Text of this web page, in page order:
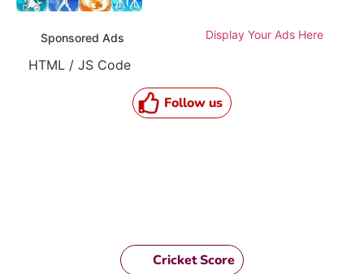
Sponsored Ads Display Your Ads Here
HTML / JS Code
Follow us
Cricket Score